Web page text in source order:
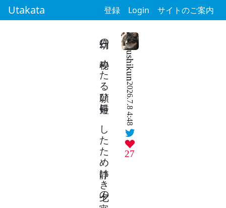
Utakata 登録 Login サイトのご案内
ushikun
2026.7.8 4:48
27
幼日の 秘めたる願ひ短冊に したため静けき七夕の宵